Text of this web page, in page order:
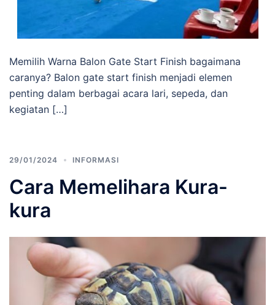
Memilih Warna Balon Gate Start Finish bagaimana
caranya? Balon gate start finish menjadi elemen
penting dalam berbagai acara lari, sepeda, dan
kegiatan […]
29/01/2024 INFORMASI
Cara Memelihara Kura-
kura